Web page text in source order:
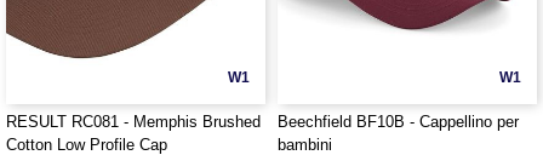
W1
RESULT RC081 - Memphis Brushed
Cotton Low Profile Cap
W1
Beechfield BF10B - Cappellino per
bambini